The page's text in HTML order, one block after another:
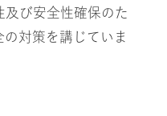
及び安全性確保のた
対策を講じていま